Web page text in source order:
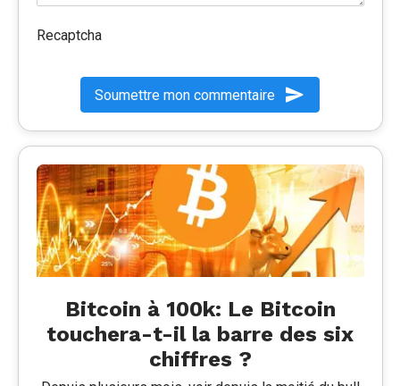
Recaptcha
Soumettre mon commentaire
Bitcoin à 100k: Le Bitcoin
touchera-t-il la barre des six
chiffres ?